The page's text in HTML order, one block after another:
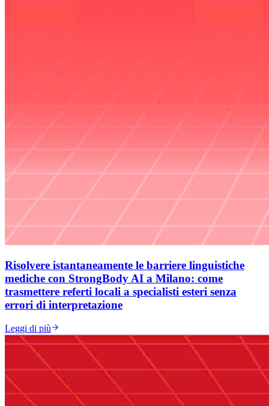
Risolvere istantaneamente le barriere linguistiche
mediche con StrongBody AI a Milano: come
trasmettere referti locali a specialisti esteri senza
errori di interpretazione
Leggi di più